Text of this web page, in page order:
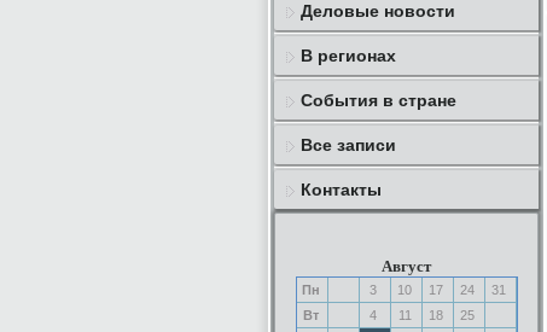
Деловые новости
В регионах
События в стране
Все записи
Контакты
Август
Пн 3 10 17 24
31
Вт
4 11 18
25